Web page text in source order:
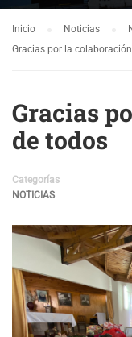
Inicio Noticias
Gracias por la
Gracias
de todos
Categorías
NOTICIAS